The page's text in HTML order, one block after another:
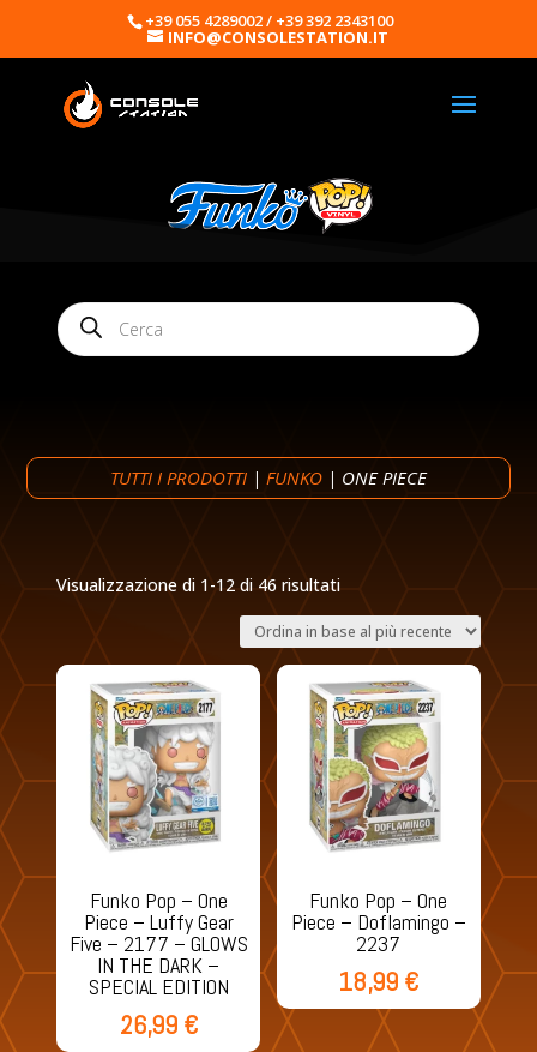
+39 055 4289002 / +39 392 2343100
INFO@CONSOLESTATION.IT
Products
search
TUTTI I PRODOTTI | FUNKO | ONE PIECE
Visualizzazione di 1-12 di 46 risultatiOrdina
in
base
al
più
recente
Funko Pop – One
Piece – Luffy Gear
Five – 2177 – GLOWS
IN THE DARK –
SPECIAL EDITION
26,99 €
Funko Pop – One
Piece – Doflamingo –
2237
18,99 €